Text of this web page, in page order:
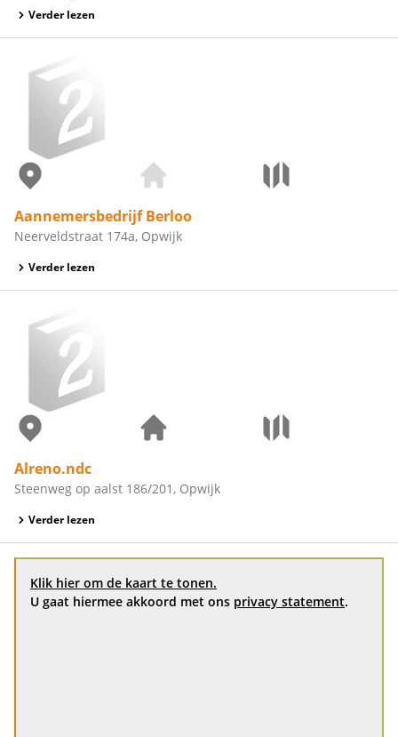
Verder lezen
Aannemersbedrijf Berloo
Neerveldstraat 174a, Opwijk
Verder lezen
Alreno.ndc
Steenweg op aalst 186/201, Opwijk
Verder lezen
Klik hier om de kaart te tonen.
U gaat hiermee akkoord met ons privacy statement.